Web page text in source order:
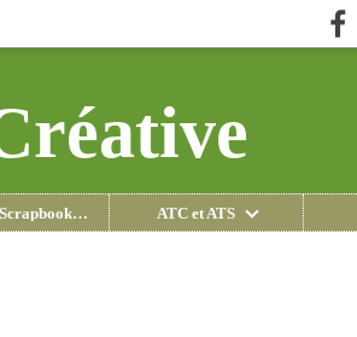
Pages de Scrapbooking ATC et ATS